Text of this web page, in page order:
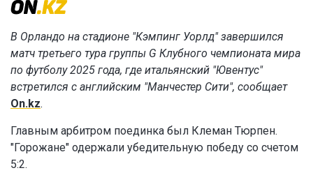
В Орландо на стадионе "Кэмпинг Уорлд" завершился
матч третьего тура группы G Клубного чемпионата мира
по футболу 2025 года, где итальянский "Ювентус"
встретился с английским "Манчестер Сити", сообщает
On.kz.
Главным арбитром поединка был Клеман Тюрпен.
"Горожане" одержали убедительную победу со счетом
5:2.